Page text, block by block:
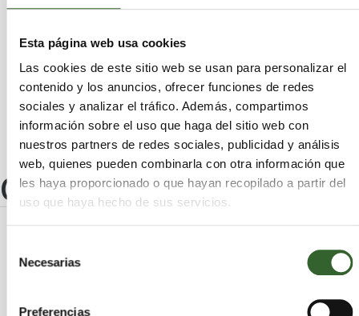
Esta página web usa cookies
Las cookies de este sitio web se usan para personalizar el
contenido y los anuncios, ofrecer funciones de redes
sociales y analizar el tráfico. Además, compartimos
información sobre el uso que haga del sitio web con
nuestros partners de redes sociales, publicidad y análisis
web, quienes pueden combinarla con otra información que
les haya proporcionado o que hayan recopilado a partir del
uso que haya hecho de sus servicios.
Necesarias
Preferencias
Ayala/Aiara
Añana Laudio/Llodio
Kripan
Zuia
Asparrena Aramaio
Alegría-Dulantzi
Legutiano
Artziniega
Labastida/Bastida
Zigoitia
Otros centros
RECUPERACION DE PALETS